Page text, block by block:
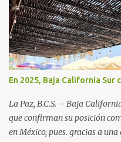
En 2025, Baja California
La Paz, B.C.S. – Baja
que confirman su posición
en México, pues. gracias a